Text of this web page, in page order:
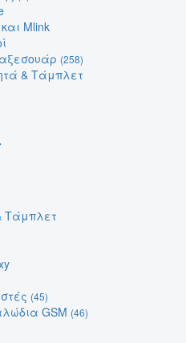
Mlink
(258)
& Τάμπλετ
Τάμπλετ
(45)
GSM (46)